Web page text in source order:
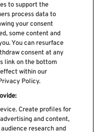
newsletter
to support the
process data to
your consent
some content and
You can resurface
consent at any
link on the bottom
within our
Policy.
Create profiles for
and content,
research and